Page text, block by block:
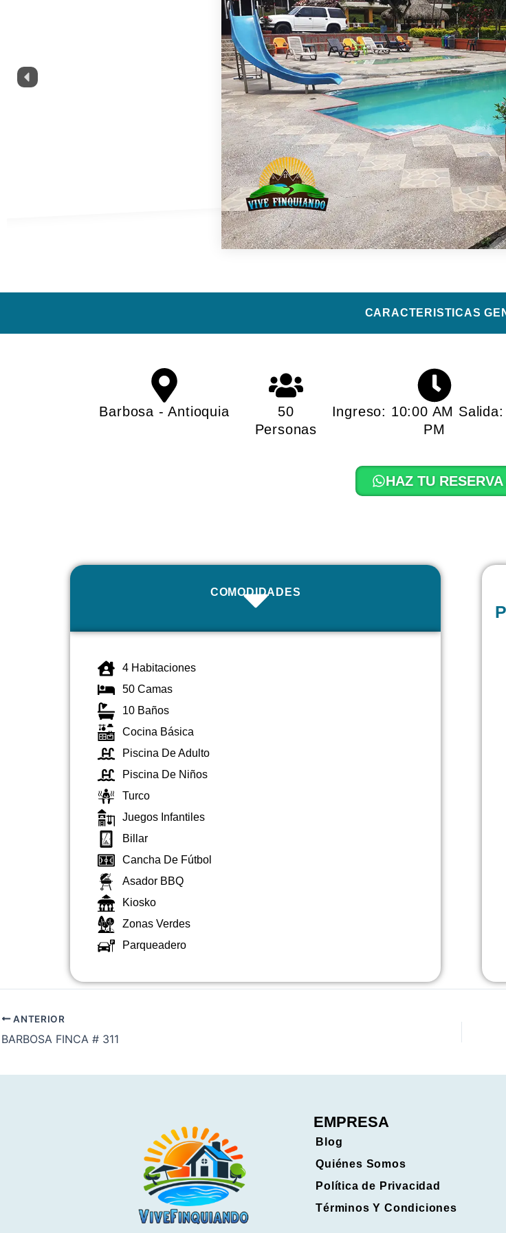
CARACTERISTICAS
Barbosa - Antioquia
50
Personas
Ingreso: 10:00 AM
PM
HAZ TU
COMODIDADES
4 Habitaciones
50 Camas
10 Baños
Cocina Básica
Piscina De Adulto
Piscina De Niños
Turco
Juegos Infantiles
Billar
Cancha De Fútbol
Asador BBQ
Kiosko
Zonas Verdes
Parqueadero
ANTERIOR
BARBOSA FINCA # 311
EMPRESA
Blog
Quiénes Somos
Política de Privacidad
Términos Y Condiciones